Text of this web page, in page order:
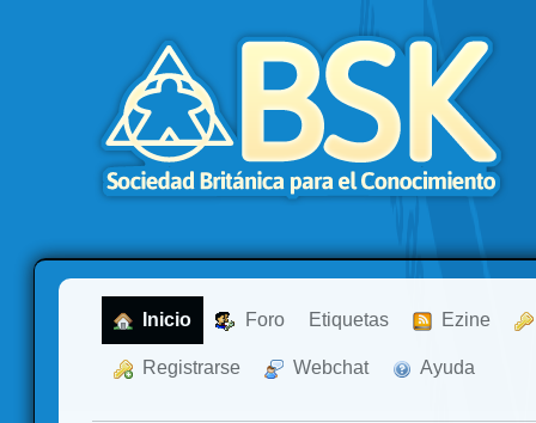
Inicio Foro Etiquetas Ezine
Registrarse Webchat Ayuda